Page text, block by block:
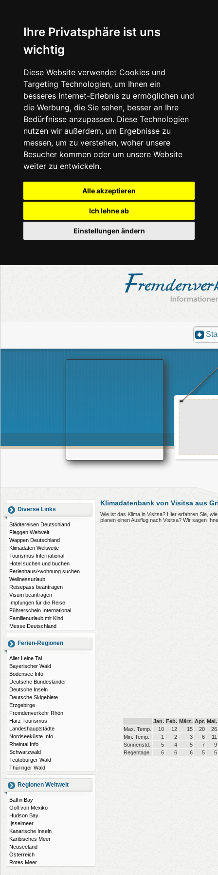
Ihre Privatsphäre ist uns
wichtig
Diese Website verwendet Cookies und
Targeting Technologien, um Ihnen ein
besseres Internet-Erlebnis zu ermöglichen und
die Werbung, die Sie sehen, besser an Ihre
Bedürfnisse anzupassen. Diese Technologien
nutzen wir außerdem, um Ergebnisse zu
messen, um zu verstehen, woher unsere
Besucher kommen oder um unsere Website
weiter zu entwickeln.
Alle akzeptieren
Ich lehne ab
Einstellungen ändern
Diverse Links
Städtereisen Deutschland
Flaggen Weltweit
Wappen Deutschland
Klimadaten Weltweite
Tourismus International
Hotel suchen und buchen
Ferienhaus/-wohnung suchen
Wellnessurlaub
Reisepass beantragen
Visum beantragen
Impfungen für die Reise
Führerschein International
Familienurlaub mit Kind
Messe Deutschland
Ferien-Regionen
Aller Leine Tal
Bayerischer Wald
Bodensee Info
Deutsche Bundesländer
Deutsche Inseln
Deutsche Skigebiete
Erzgebirge
Fremdenverkehr Rhön
Harz Tourismus
Landeshauptstädte
Nordseeküste Info
Rheintal Info
Schwarzwald
Teutoburger Wald
Thüringer Wald
Regionen Weltweit
Baffin Bay
Golf von Mexiko
Hudson Bay
Ijsselmeer
Kanarische Inseln
Karibisches Meer
Neuseeland
Österreich
Rotes Meer
Klimadatenbank von Visitsa aus
Wie ist das Klima in Visitsa? Hier erfahren Sie,
planen einen Ausflug nach Visitsa? Wir sagen
Jan. Feb. März. Apr. Mai.
Max. Temp.
10 12 15 20
26
Min. Temp.
1 2 3 6
11
Sonnenstd.
5 4 5 7
9
Regentage
6 6 6 5 5